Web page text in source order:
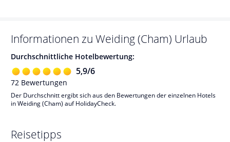
Informationen zu Weiding (Cham) Urlaub
Durchschnittliche Hotelbewertung:
5,9/6
72 Bewertungen
Der Durchschnitt ergibt sich aus den Bewertungen der einzelnen Hotels
in Weiding (Cham) auf HolidayCheck.
Reisetipps